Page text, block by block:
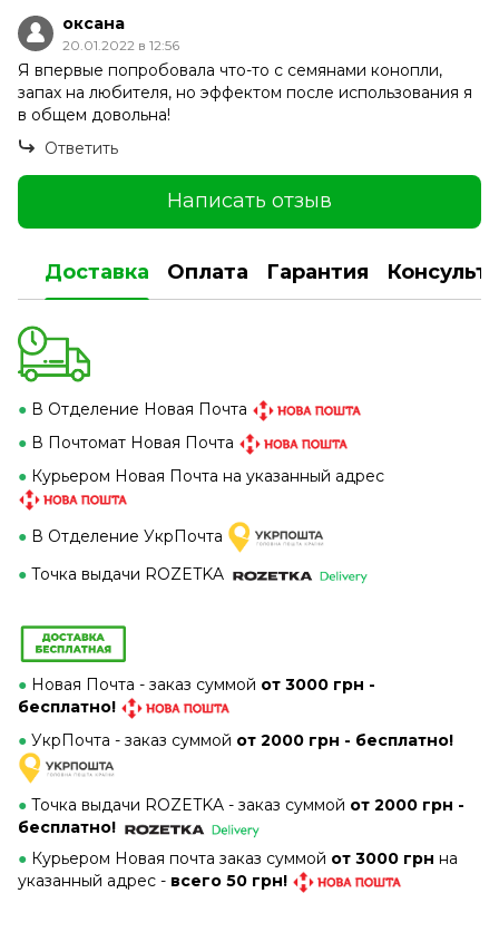
оксана
20.01.2022 в 12:56
Я впервые попробовала что-то с семянами конопли,
запах на любителя, но эффектом после использования я
в общем довольна!
Ответить
Написать отзыв
Доставка Оплата Гарантия
● В Отделение Новая Почта
● В Почтомат Новая Почта
● Курьером Новая Почта на указанный адрес
● В Отделение УкрПочта
● Точка выдачи ROZETKA
● Новая Почта - заказ суммой от 3000 грн -
бесплатно!
● УкрПочта - заказ суммой от 2000 грн - бесплатно!
● Точка выдачи ROZETKA - заказ суммой от 2000 грн -
бесплатно!
● Курьером Новая почта заказ суммой от 3000 грн на
указанный адрес - всего 50 грн!